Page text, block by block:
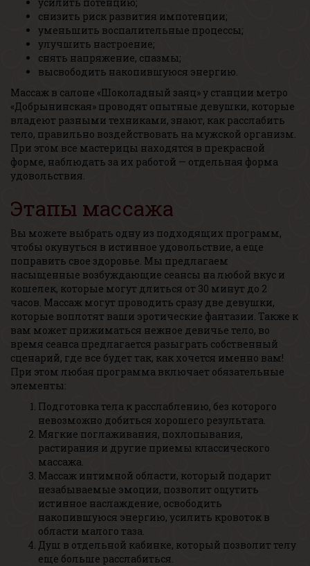
снизить риск развития импотенции;
уменьшить воспалительные процессы;
улучшить настроение;
снять напряжение, спазмы;
высвободить накопившуюся энергию.
Массаж в салоне «Шоколадный заяц» у станции метро
«Добрынинская» проводят опытные девушки, которые
владеют разными техниками, знают, как расслабить
тело, правильно воздействовать на мужской организм.
При этом все мастерицы находятся в прекрасной
форме, наблюдать за их работой — отдельная форма
удовольствия.
Этапы массажа
Вы можете выбрать одну из подходящих программ,
чтобы окунуться в истинное удовольствие, а еще
поправить свое здоровье. Мы предлагаем
насыщенные возбуждающие сеансы на любой вкус и
кошелек, которые могут длиться от 30 минут до 2
часов. Массаж могут проводить сразу две девушки,
которые воплотят ваши эротические фантазии. Также к
вам может прижиматься нежное девичье тело, во
время сеанса предлагается разыграть собственный
сценарий, где все будет так, как хочется именно вам!
При этом любая программа включает обязательные
элементы:
Подготовка тела к расслаблению, без которого
невозможно добиться хорошего результата.
Мягкие поглаживания, похлопывания,
растирания и другие приемы классического
массажа.
Массаж интимной области, который подарит
незабываемые эмоции, позволит ощутить
истинное наслаждение, освободить
накопившуюся энергию, усилить кровоток в
области малого таза.
Душ в отдельной кабинке, который позволит телу
еще больше расслабиться.